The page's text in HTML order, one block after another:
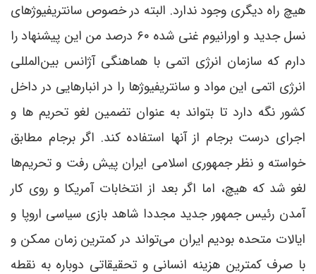
هیچ راه دیگری وجود ندارد. البته در خصوص سانتریفیوژهای
نسل جدید و اورانیوم غنی شده ۶۰ درصد من این پیشنهاد را
دارم که سازمان انرژی اتمی با هماهنگی آژانس بین‌المللی
انرژی اتمی این مواد و سانتریفیوژها را در انبارهایی در داخل
کشور نگه دارد تا بتواند به عنوان تضمین لغو تحریم ها و
اجرای درست برجام از آنها استفاده کند. اگر برجام مطابق
خواسته و نظر جمهوری اسلامی ایران پیش رفت و تحریم‌ها
لغو شد که هیچ، اما اگر بعد از انتخابات آمریکا و روی کار
آمدن رئیس جمهور جدید مجددا شاهد بازی سیاسی اروپا و
ایالات متحده بودیم ایران می‌تواند در کمترین زمان ممکن و
با صرف کمترین هزینه انسانی و تحقیقاتی دوباره به نقطه